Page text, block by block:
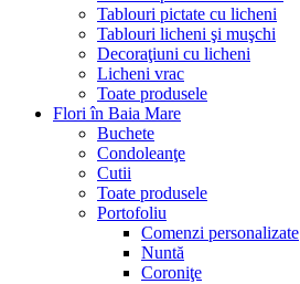
Tablouri pictate cu licheni
Tablouri licheni şi muşchi
Decoraţiuni cu licheni
Licheni vrac
Toate produsele
Flori în Baia Mare
Buchete
Condoleanţe
Cutii
Toate produsele
Portofoliu
Comenzi personalizate
Nuntă
Coroniţe